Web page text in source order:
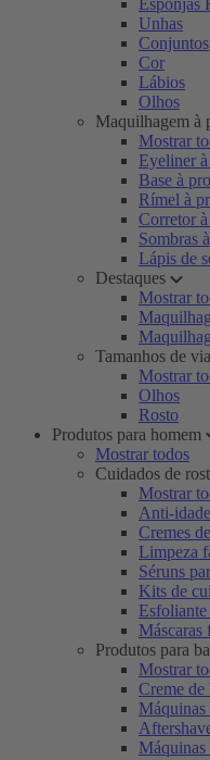
Esponjas
Unhas
Conjuntos
Cor
Lábios
Olhos
Maquilhagem à
Mostrar
Eyeliner
Base à
Rímel à
Corretor
Sombras
Lápis de
Destaques
Mostrar
Tamanhos de
Mostrar
Olhos
Rosto
Produtos para homem
Mostrar todos
Cuidados de
Mostrar
Anti-idade
Cremes
Limpeza
Séruns
Kits de
Máscaras
Produtos para
Mostrar
Creme de
Máquinas
Máquinas